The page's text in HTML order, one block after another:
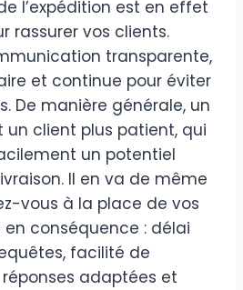
l’expédition est en effet
rassurer vos clients.
transparente,
et continue pour éviter
De manière générale, un
client plus patient, qui
un potentiel
Il en va de même
vous à la place de vos
conséquence : délai
facilité de
adaptées et